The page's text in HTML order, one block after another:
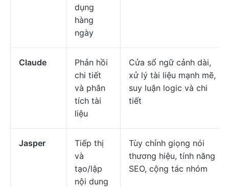
dụng
hàng
ngày
Claude
Phản hồi
chi tiết
và phân
tích tài
liệu
Cửa sổ ngữ cảnh dài,
xử lý tài liệu mạnh mẽ,
suy luận logic và chi
tiết
Jasper
Tiếp thị
và
tạo/lập
nội dung
Tùy chỉnh giọng nói
thương hiệu, tính năng
SEO, cộng tác nhóm